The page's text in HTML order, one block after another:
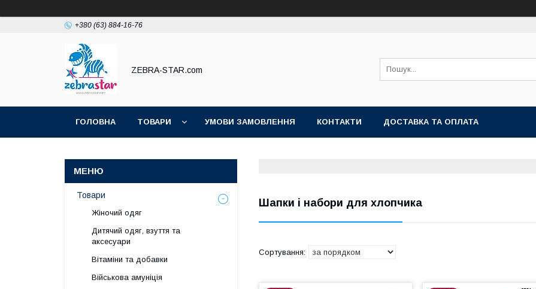
+380 (63) 884-16-76
ZEBRA-STAR.com
ГОЛОВНА ТОВАРИ УМОВИ ЗАМОВЛЕННЯ КОНТАКТИ ДОСТАВКА ТА ОПЛАТА
Шапки і набори для хлопчика
Товари
Жіночий одяг
Дитячий одяг, взуття та
аксесуари
Вітаміни та добавки
Військова амуніція